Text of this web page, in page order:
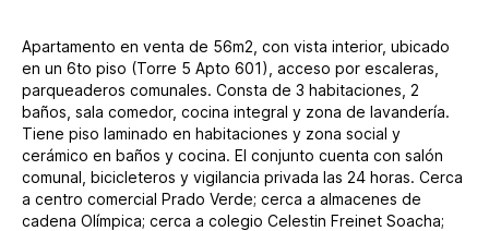
Apartamento en venta de 56m2, con vista interior, ubicado
en un 6to piso (Torre 5 Apto 601), acceso por escaleras,
parqueaderos comunales. Consta de 3 habitaciones, 2
baños, sala comedor, cocina integral y zona de lavandería.
Tiene piso laminado en habitaciones y zona social y
cerámico en baños y cocina. El conjunto cuenta con salón
comunal, bicicleteros y vigilancia privada las 24 horas. Cerca
a centro comercial Prado Verde; cerca a almacenes de
cadena Olímpica; cerca a colegio Celestin Freinet Soacha;